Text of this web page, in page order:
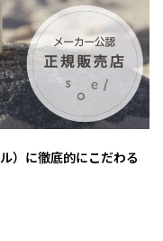
）に徹底的にこだわる